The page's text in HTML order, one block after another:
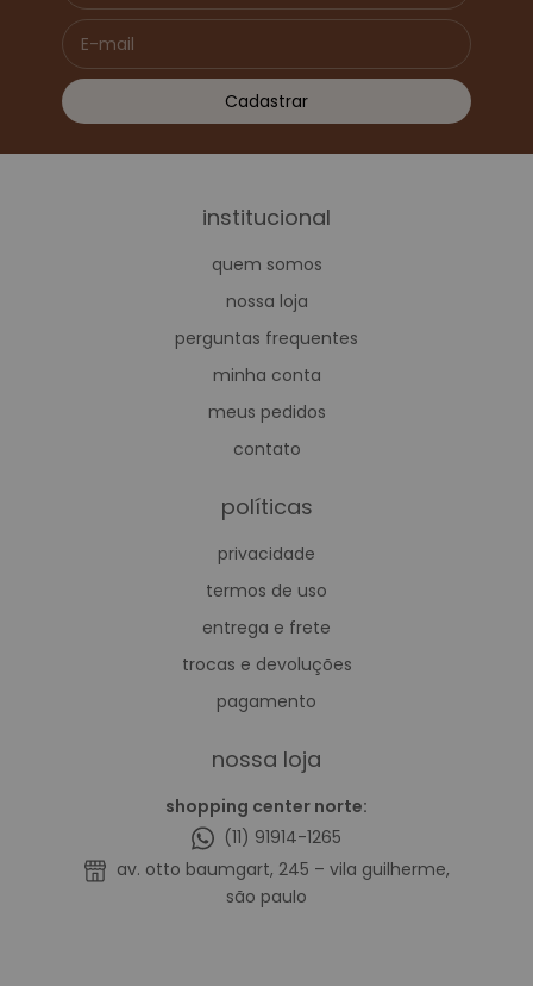
institucional
quem somos
nossa loja
perguntas frequentes
minha conta
meus pedidos
contato
políticas
privacidade
termos de uso
entrega e frete
trocas e devoluções
pagamento
nossa loja
shopping center norte:
(11) 91914-1265
av. otto baumgart, 245 – vila guilherme,
são paulo